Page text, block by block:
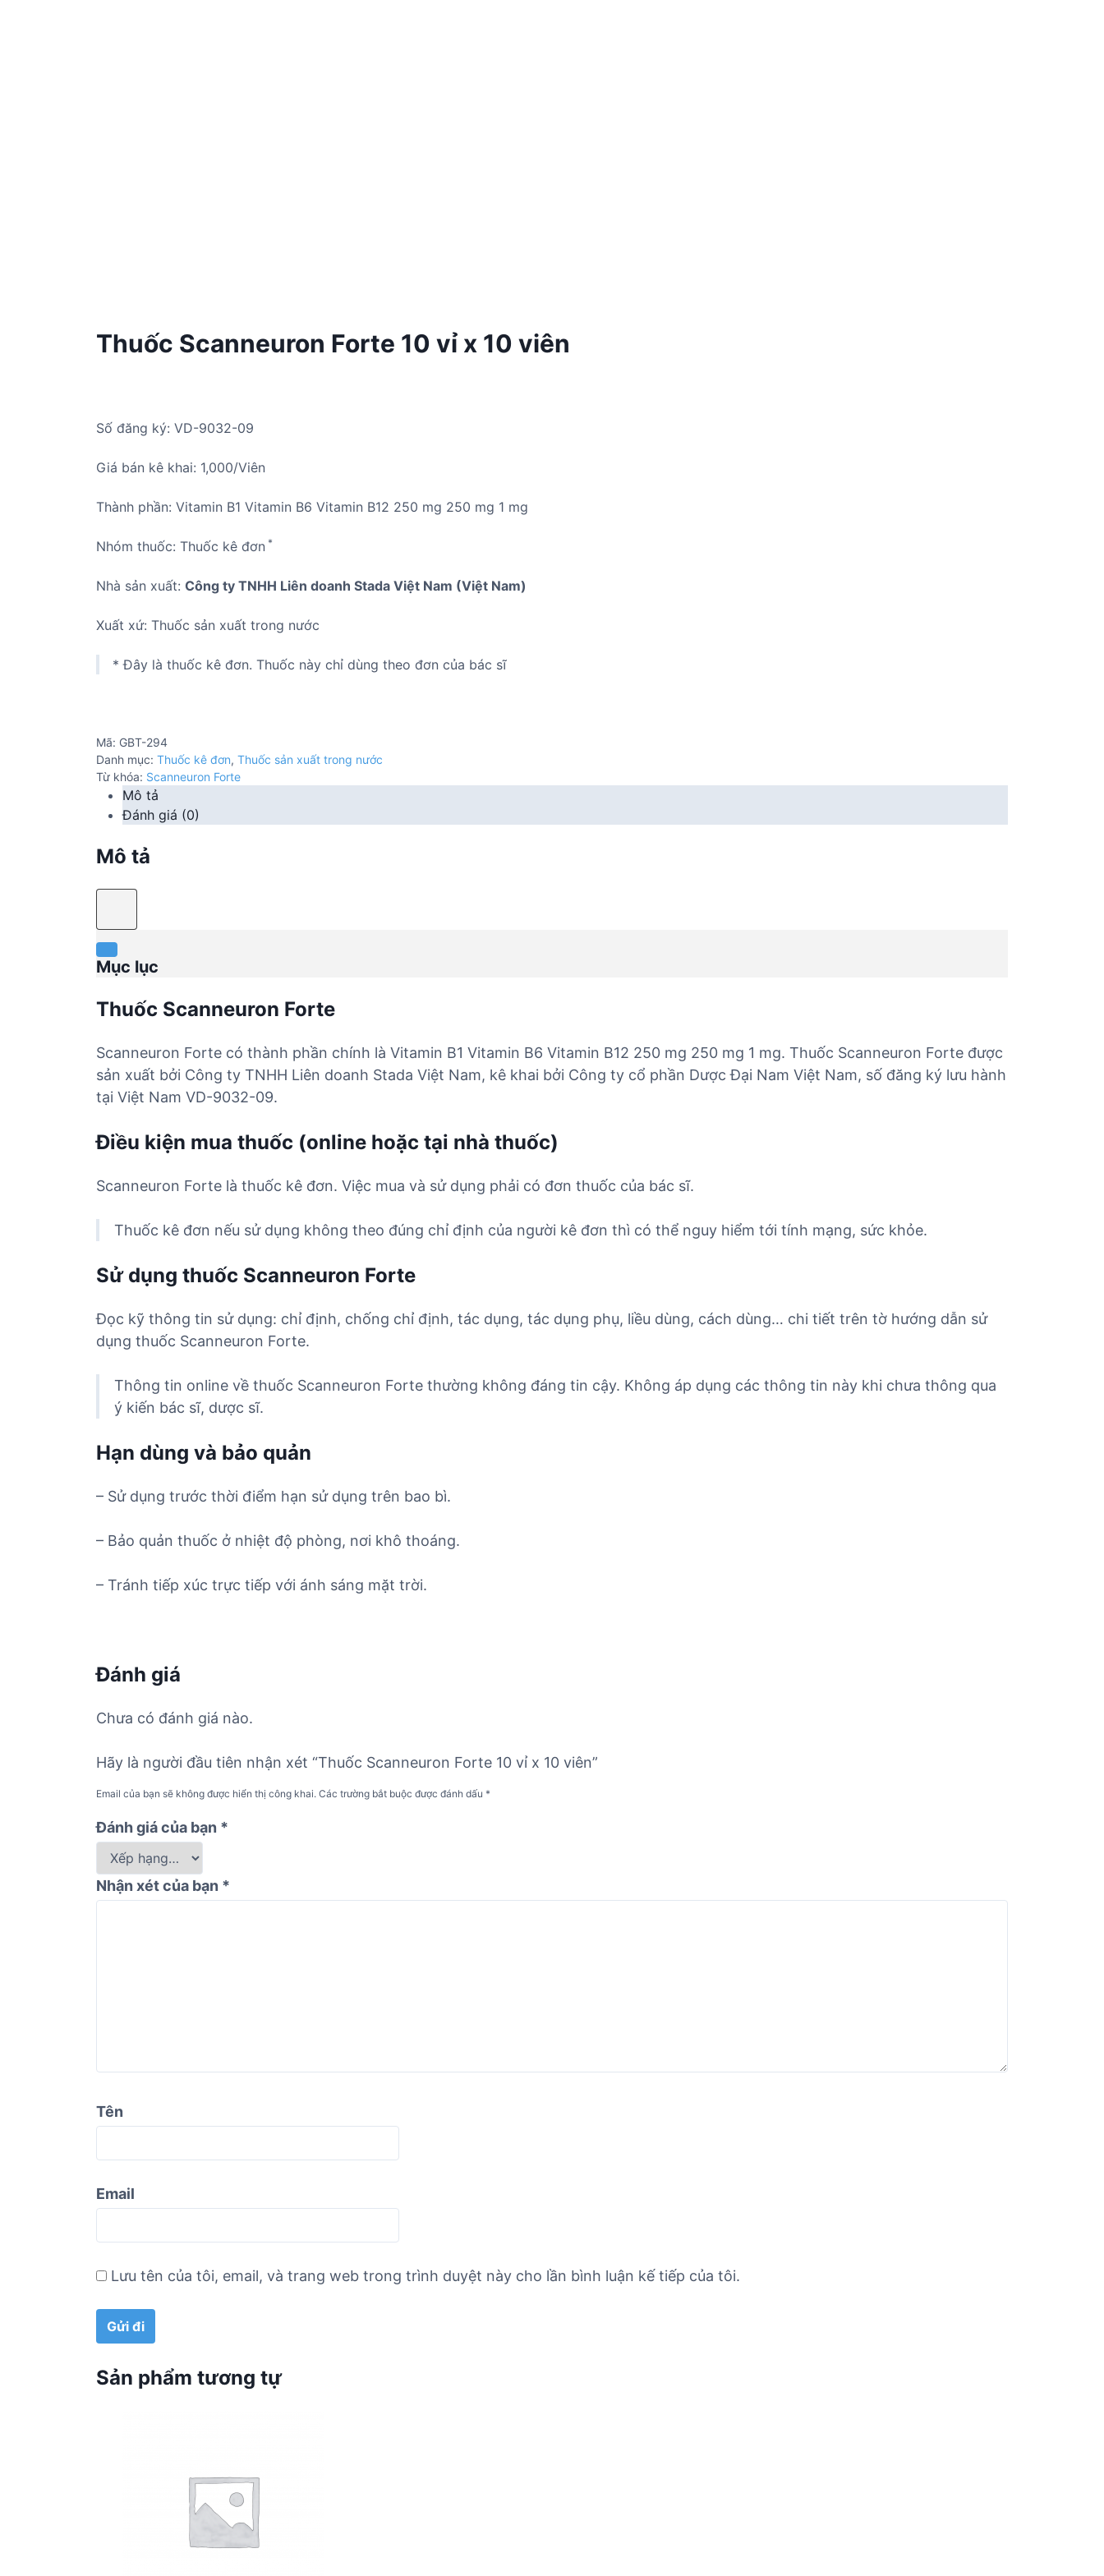
Thuốc Scanneuron Forte 10 vỉ x 10 viên
Số đăng ký: VD-9032-09
Giá bán kê khai: 1,000/Viên
Thành phần: Vitamin B1 Vitamin B6 Vitamin B12 250 mg 250 mg 1 mg
Nhóm thuốc: Thuốc kê đơn *
Nhà sản xuất: Công ty TNHH Liên doanh Stada Việt Nam (Việt Nam)
Xuất xứ: Thuốc sản xuất trong nước
* Đây là thuốc kê đơn. Thuốc này chỉ dùng theo đơn của bác sĩ
Mã: GBT-294
Danh mục: Thuốc kê đơn, Thuốc sản xuất trong nước
Từ khóa: Scanneuron Forte
Mô tả
Đánh giá (0)
Mô tả
Mục lục
Thuốc Scanneuron Forte
Scanneuron Forte có thành phần chính là Vitamin B1 Vitamin B6 Vitamin B12 250 mg 250 mg 1 mg. Thuốc Scanneuron Forte được
sản xuất bởi Công ty TNHH Liên doanh Stada Việt Nam, kê khai bởi Công ty cổ phần Dược Đại Nam Việt Nam, số đăng ký lưu hành
tại Việt Nam VD-9032-09.
Điều kiện mua thuốc (online hoặc tại nhà thuốc)
Scanneuron Forte là thuốc kê đơn. Việc mua và sử dụng phải có đơn thuốc của bác sĩ.
Thuốc kê đơn nếu sử dụng không theo đúng chỉ định của người kê đơn thì có thể nguy hiểm tới tính mạng, sức khỏe.
Sử dụng thuốc Scanneuron Forte
Đọc kỹ thông tin sử dụng: chỉ định, chống chỉ định, tác dụng, tác dụng phụ, liều dùng, cách dùng… chi tiết trên tờ hướng dẫn sử
dụng thuốc Scanneuron Forte.
Thông tin online về thuốc Scanneuron Forte thường không đáng tin cậy. Không áp dụng các thông tin này khi chưa thông qua
ý kiến bác sĩ, dược sĩ.
Hạn dùng và bảo quản
– Sử dụng trước thời điểm hạn sử dụng trên bao bì.
– Bảo quản thuốc ở nhiệt độ phòng, nơi khô thoáng.
– Tránh tiếp xúc trực tiếp với ánh sáng mặt trời.
Đánh giá
Chưa có đánh giá nào.
Hãy là người đầu tiên nhận xét “Thuốc Scanneuron Forte 10 vỉ x 10 viên”
Email của bạn sẽ không được hiển thị công khai. Các trường bắt buộc được đánh dấu *
Đánh giá của bạn *
Nhận xét của bạn *
Tên
Email
Lưu tên của tôi, email, và trang web trong trình duyệt này cho lần bình luận kế tiếp của tôi.
Sản phẩm tương tự